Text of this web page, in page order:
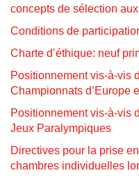
concepts de sélection
Conditions de
Charte d’éthique: neuf
Positionnement vis-à-vis
Championnats d’Europe
Positionnement vis-à-vis
Jeux Paralympiques
Directives pour la prise
chambres individuelles